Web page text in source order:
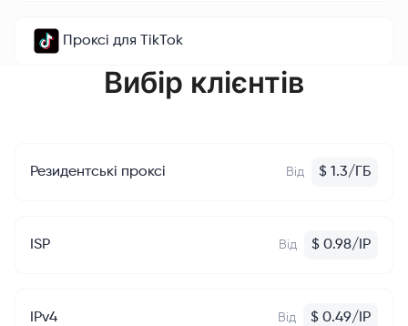
Проксі для TikTok
Вибір клієнтів
Резидентські проксі Від $ 1.3/ ГБ
ISP Від $ 0.98/ IP
IPv4 Від $ 0.49/ IP